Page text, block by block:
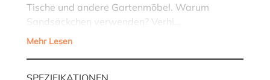
Tische und andere Gartenmöbel. Warum
Sandsäckchen verwenden? Verhi…
Mehr Lesen
SPEZIFIKATIONEN